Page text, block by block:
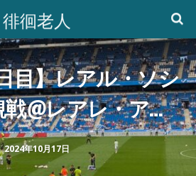
徘徊老人
2024年10月17日
目】レアル・ソシ
@レアレ・アレ
ン･サン･セバス
目/4日間】【2024